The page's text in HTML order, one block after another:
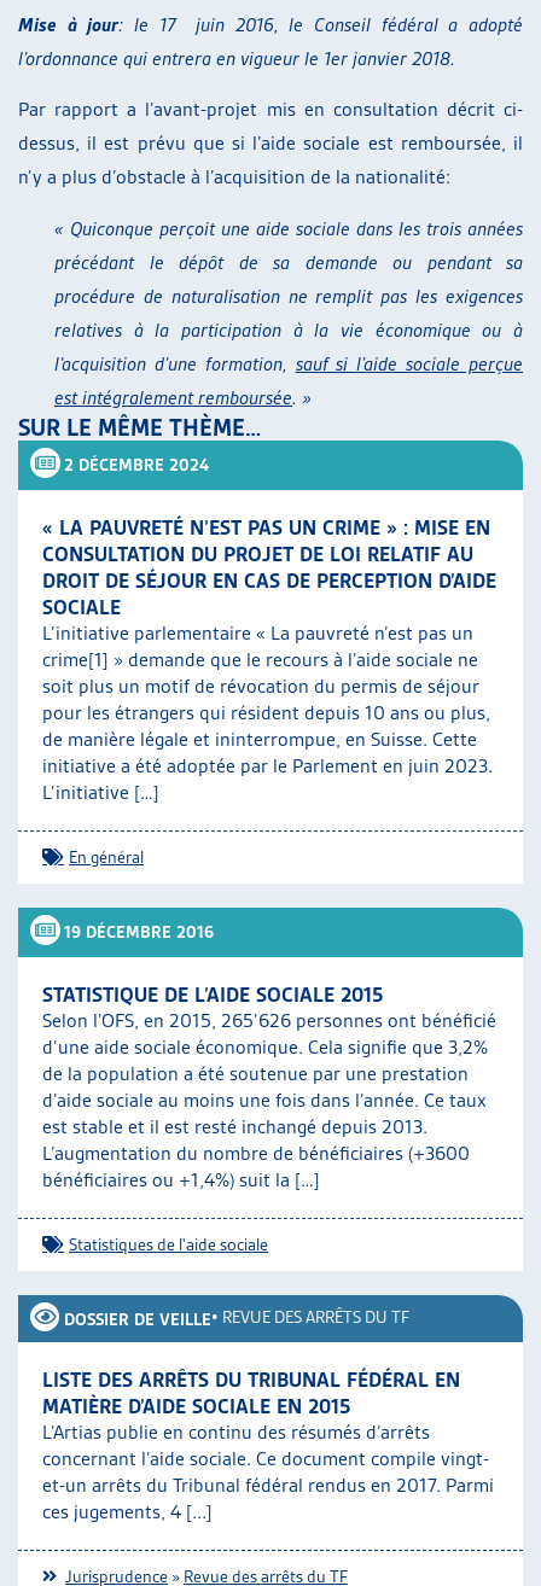
Mise à jour: le 17 juin 2016, le Conseil fédéral a adopté
l’ordonnance qui entrera en vigueur le 1er janvier 2018.
Par rapport a l’avant-projet mis en consultation décrit ci-
dessus, il est prévu que si l’aide sociale est remboursée, il
n’y a plus d’obstacle à l’acquisition de la nationalité:
« Quiconque perçoit une aide sociale dans les trois années
précédant le dépôt de sa demande ou pendant sa
procédure de naturalisation ne remplit pas les exigences
relatives à la participation à la vie économique ou à
l’acquisition d’une formation, sauf si l’aide sociale perçue
est intégralement remboursée. »
SUR LE MÊME THÈME…
2 DÉCEMBRE 2024
« LA PAUVRETÉ N’EST PAS UN CRIME » : MISE EN
CONSULTATION DU PROJET DE LOI RELATIF AU
DROIT DE SÉJOUR EN CAS DE PERCEPTION D’AIDE
SOCIALE
L’initiative parlementaire « La pauvreté n’est pas un
crime[1] » demande que le recours à l’aide sociale ne
soit plus un motif de révocation du permis de séjour
pour les étrangers qui résident depuis 10 ans ou plus,
de manière légale et ininterrompue, en Suisse. Cette
initiative a été adoptée par le Parlement en juin 2023.
L’initiative […]
En général
19 DÉCEMBRE 2016
STATISTIQUE DE L’AIDE SOCIALE 2015
Selon l’OFS, en 2015, 265’626 personnes ont bénéficié
d’une aide sociale économique. Cela signifie que 3,2%
de la population a été soutenue par une prestation
d’aide sociale au moins une fois dans l’année. Ce taux
est stable et il est resté inchangé depuis 2013.
L’augmentation du nombre de bénéficiaires (+3600
bénéficiaires ou +1,4%) suit la […]
Statistiques de l'aide sociale
DOSSIER DE VEILLE• REVUE DES ARRÊTS DU TF
LISTE DES ARRÊTS DU TRIBUNAL FÉDÉRAL EN
MATIÈRE D’AIDE SOCIALE EN 2015
L’Artias publie en continu des résumés d’arrêts
concernant l’aide sociale. Ce document compile vingt-
et-un arrêts du Tribunal fédéral rendus en 2017. Parmi
ces jugements, 4 [...]
Jurisprudence » Revue des arrêts du TF